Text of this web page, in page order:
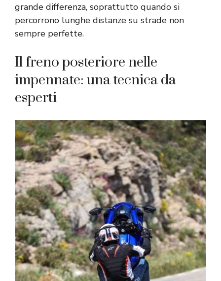
grande differenza, soprattutto quando si
percorrono lunghe distanze su strade non
sempre perfette.
Il freno posteriore nelle
impennate: una tecnica da
esperti